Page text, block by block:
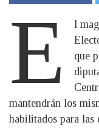
E
l
que
mantendrán los
habilitados para las